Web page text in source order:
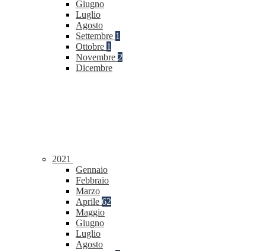
Giugno
Luglio
Agosto
Settembre 1
Ottobre 1
Novembre 2
Dicembre
2021
Gennaio
Febbraio
Marzo
Aprile 62
Maggio
Giugno
Luglio
Agosto